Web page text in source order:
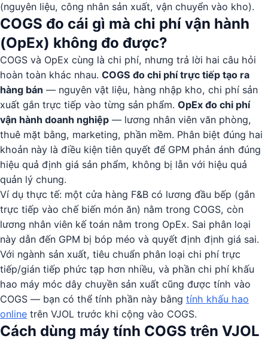
(nguyên liệu, công nhân sản xuất, vận chuyển vào kho).
COGS đo cái gì mà chi phí vận hành
(OpEx) không đo được?
COGS và OpEx cùng là chi phí, nhưng trả lời hai câu hỏi
hoàn toàn khác nhau. COGS đo chi phí trực tiếp tạo ra
hàng bán — nguyên vật liệu, hàng nhập kho, chi phí sản
xuất gắn trực tiếp vào từng sản phẩm. OpEx đo chi phí
vận hành doanh nghiệp — lương nhân viên văn phòng,
thuê mặt bằng, marketing, phần mềm. Phân biệt đúng hai
khoản này là điều kiện tiên quyết để GPM phản ánh đúng
hiệu quả định giá sản phẩm, không bị lẫn với hiệu quả
quản lý chung.
Ví dụ thực tế: một cửa hàng F&B có lương đầu bếp (gắn
trực tiếp vào chế biến món ăn) nằm trong COGS, còn
lương nhân viên kế toán nằm trong OpEx. Sai phân loại
này dẫn đến GPM bị bóp méo và quyết định định giá sai.
Với ngành sản xuất, tiêu chuẩn phân loại chi phí trực
tiếp/gián tiếp phức tạp hơn nhiều, và phần chi phí khấu
hao máy móc dây chuyền sản xuất cũng được tính vào
COGS — bạn có thể tính phần này bằng tính khấu hao
online trên VJOL trước khi cộng vào COGS.
Cách dùng máy tính COGS trên VJOL